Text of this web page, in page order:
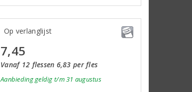
Op verlanglijst
7,45
Vanaf 12 flessen 6,83 per fles
Aanbiedinggeldig t/m 31 augustus